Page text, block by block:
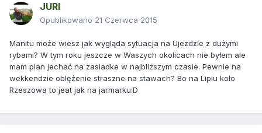
JURI
Opublikowano 21 Czerwca 2015
Manitu może wiesz jak wygląda sytuacja na Ujezdzie z dużymi
rybami? W tym roku jeszcze w Waszych okolicach nie byłem ale
mam plan jechać na zasiadke w najbliższym czasie. Pewnie na
wekkendzie oblężenie straszne na stawach? Bo na Lipiu koło
Rzeszowa to jeat jak na jarmarku:D